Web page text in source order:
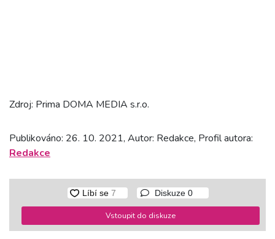
Zdroj: Prima DOMA MEDIA s.r.o.
Publikováno: 26. 10. 2021, Autor: Redakce, Profil autora:
Redakce
Diskuze 0
Vstoupit do diskuze